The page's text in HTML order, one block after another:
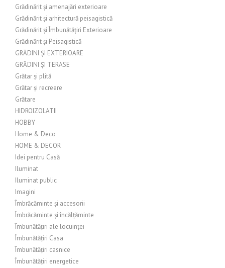
Grădinărit și amenajări exterioare
Grădinărit și arhitectură peisagistică
Grădinărit și Îmbunătățiri Exterioare
Grădinărit și Peisagistică
GRĂDINI ȘI EXTERIOARE
GRĂDINI ȘI TERASE
Grătar și plită
Grătar și recreere
Grătare
HIDROIZOLATII
HOBBY
Home & Deco
HOME & DECOR
Idei pentru Casă
Iluminat
Iluminat public
Imagini
Îmbrăcăminte și accesorii
Îmbrăcăminte și încălțăminte
Îmbunătățiri ale locuinței
Îmbunătățiri Casa
Îmbunătățiri casnice
Îmbunătățiri energetice